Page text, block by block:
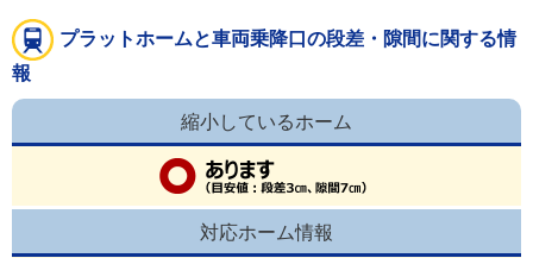
プラットホームと車両乗降口の段差・隙間に関する情
報
縮小しているホーム
対応ホーム情報